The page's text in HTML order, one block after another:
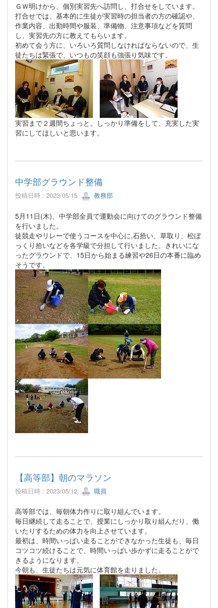
ＧＷ明けから、個別実習先へ訪問し、打合せをしています。
打合せでは、基本的に生徒が実習時の担当者の方の確認や、
作業内容、出勤時間や服装、準備物、注意事項などを質問
し、実習先の方に教えてもらいます。
初めて会う方に、いろいろ質問しなければならないので、生
徒たちは緊張で、いつもの笑顔も強張り気味です。
実習まで２週間ちょっと。しっかり準備をして、充実した実
習にしてほしいと思います。
中学部グラウンド整備
投稿日時 : 2023/05/15 教務部
5月11日(木)、中学部全員で運動会に向けてのグラウンド整備
を行いました。
徒競走やリレーで使うコースを中心に,石拾い、草取り、松ぼ
っくり拾いなどを各学級で分担して行いました。きれいにな
ったグラウンドで、15日から始まる練習や26日の本番に臨め
そうです。
【高等部】朝のマラソン
投稿日時 : 2023/05/12 職員
高等部では、毎朝体力作りに取り組んでいます。
毎日継続して走ることで、授業にしっかり取り組んだり、働
いたりするための体力を向上させています。
最初は、時間いっぱい走ることができなかった生徒も、毎日
コツコツ続けることで、時間いっぱい歩かずに走ることがで
きるようになります。
今朝も、生徒たちは元気に体育館を走りました。